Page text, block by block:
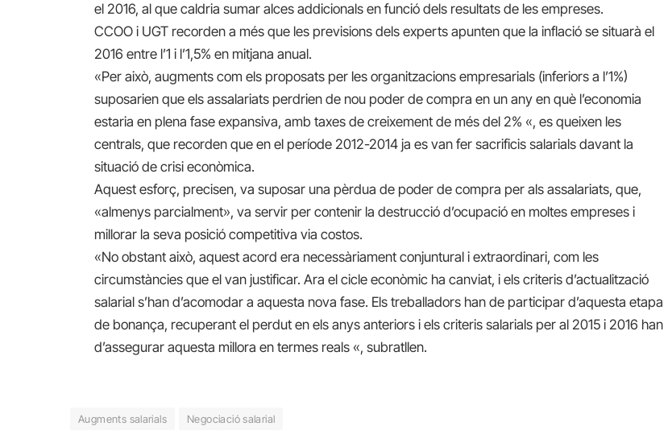
el 2016, al que caldria sumar alces addicionals en funció dels resultats de les empreses.
CCOO i UGT recorden a més que les previsions dels experts apunten que la inflació se situarà el
2016 entre l’1 i l’1,5% en mitjana anual.
«Per això, augments com els proposats per les organitzacions empresarials (inferiors a l’1%)
suposarien que els assalariats perdrien de nou poder de compra en un any en què l’economia
estaria en plena fase expansiva, amb taxes de creixement de més del 2% «, es queixen les
centrals, que recorden que en el període 2012-2014 ja es van fer sacrificis salarials davant la
situació de crisi econòmica.
Aquest esforç, precisen, va suposar una pèrdua de poder de compra per als assalariats, que,
«almenys parcialment», va servir per contenir la destrucció d’ocupació en moltes empreses i
millorar la seva posició competitiva via costos.
«No obstant això, aquest acord era necessàriament conjuntural i extraordinari, com les
circumstàncies que el van justificar. Ara el cicle econòmic ha canviat, i els criteris d’actualització
salarial s’han d’acomodar a aquesta nova fase. Els treballadors han de participar d’aquesta etapa
de bonança, recuperant el perdut en els anys anteriors i els criteris salarials per al 2015 i 2016 han
d’assegurar aquesta millora en termes reals «, subratllen.
Augments salarials Negociació salarial